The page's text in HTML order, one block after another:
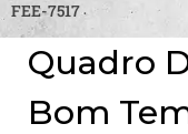
FEE-7517
Quadro
Bom